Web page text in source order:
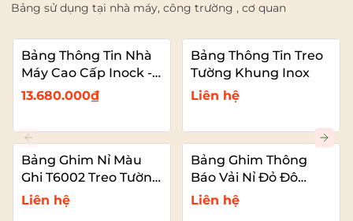
Bảng sử dụng tại nhà máy, công trường , cơ quan
Bảng Thông Tin Nhà
Máy Cao Cấp Inock -
Mái Che Nhựa PC
13.680.000₫
Bảng Thông Tin Treo
Tường Khung Inox
Liên hệ
Bảng Ghim Nỉ Màu
Ghi T6002 Treo Tường
Cỡ Lớn VADOTO
Liên hệ
Bảng Ghim Thông
Báo Vải Nỉ Đỏ Đô
T6011 Cao Cấp Cỡ Lớn
VADOTO
Liên hệ